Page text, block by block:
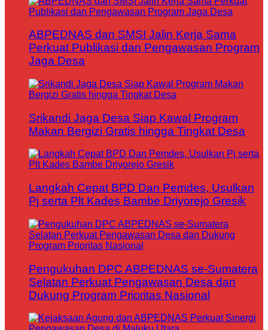
ABPEDNAS dan SMSI Jalin Kerja Sama
Perkuat Publikasi dan Pengawasan Program
Jaga Desa
Srikandi Jaga Desa Siap Kawal Program
Makan Bergizi Gratis hingga Tingkat Desa
Langkah Cepat BPD Dan Pemdes, Usulkan
Pj serta Plt Kades Bambe Driyorejo Gresik
Pengukuhan DPC ABPEDNAS se-Sumatera
Selatan Perkuat Pengawasan Desa dan
Dukung Program Prioritas Nasional